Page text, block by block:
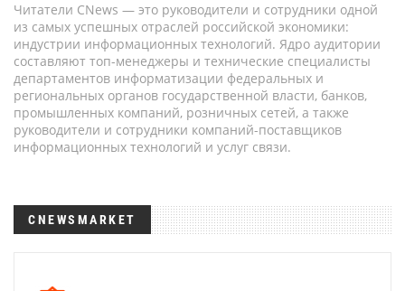
Читатели CNews — это руководители и сотрудники одной
из самых успешных отраслей российской экономики:
индустрии информационных технологий. Ядро аудитории
составляют топ-менеджеры и технические специалисты
департаментов информатизации федеральных и
региональных органов государственной власти, банков,
промышленных компаний, розничных сетей, а также
руководители и сотрудники компаний-поставщиков
информационных технологий и услуг связи.
CNEWSMARKET